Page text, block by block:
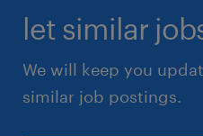
let similar
We will keep you
similar job postings.